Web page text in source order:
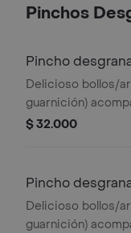
Pinchos
Pincho
Delicioso bollos/
guarnición)
de pechuga, carne
$ 32.000
Pincho
Delicioso bollos/
guarnición)